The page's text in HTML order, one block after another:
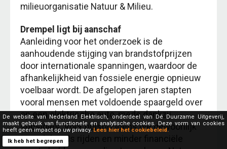
milieuorganisatie Natuur & Milieu.
Drempel ligt bij aanschaf
Aanleiding voor het onderzoek is de
aanhoudende stijging van brandstofprijzen
door internationale spanningen, waardoor de
afhankelijkheid van fossiele energie opnieuw
voelbaar wordt. De afgelopen jaren stapten
vooral mensen met voldoende spaargeld over
op een elektrische auto, mede dankzij
subsidies. Voor huishoudens die gewoonlijk
tweedehands rijden en minder financiële
De website van Nederland Elektrisch, onderdeel van Dé Duurzame Uitgeverij,
maakt gebruik van functionele en analytische cookies. Deze vorm van cookies
heeft geen impact op uw privacy. Lees hier het cookiebeleid.
Ik heb het begrepen